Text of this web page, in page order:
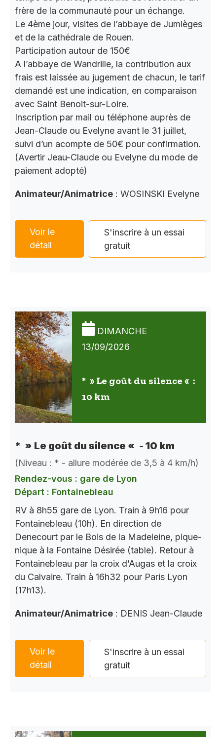
frère de la communauté pour un échange.
Le 4ème jour, visites de l’abbaye de Jumièges
et de la cathédrale de Rouen.
Participation autour de 150€
A l’abbaye de Wandrille, la contribution aux
frais est laissée au jugement de chacun, le tarif
demandé est une indication, en comparaison
avec Saint Benoit-sur-Loire.
Inscription par mail ou téléphone auprès de
Jean-Claude ou Evelyne avant le 31 juillet,
suivi d’un acompte de 50€ pour confirmation.
(Avertir Jeau-Claude ou Evelyne du mode de
paiement adopté)
Animateur/Animatrice : WOSINSKI Evelyne
Voir le
détail
S'inscrire à un essai
gratuit
DIMANCHE
13/09/2026
* » Le goût du silence « :
10 km
* » Le goût du silence « - 10 km
(Niveau : * - allure modérée de 3,5 à 4 km/h)
Rendez-vous : gare de Lyon
Départ : Fontainebleau
RV à 8h55 gare de Lyon. Train à 9h16 pour
Fontainebleau (10h). En direction de
Denecourt par le Bois de la Madeleine, pique-
nique à la Fontaine Désirée (table). Retour à
Fontainebleau par la croix d’Augas et la croix
du Calvaire. Train à 16h32 pour Paris Lyon
(17h13).
Animateur/Animatrice : DENIS Jean-Claude
Voir le
détail
S'inscrire à un essai
gratuit